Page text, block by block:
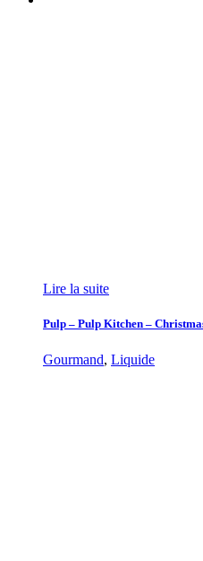
Lire la suite
Pulp – Pulp Kitchen –
Gourmand, Liquide